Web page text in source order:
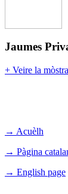
Jaumes
+ Veire la mòstra
→ Acuèlh
→ Pàgina
→ English page